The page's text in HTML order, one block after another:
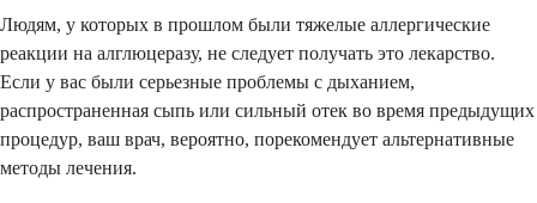
Людям, у которых в прошлом были тяжелые аллергические
реакции на алглюцеразу, не следует получать это лекарство.
Если у вас были серьезные проблемы с дыханием,
распространенная сыпь или сильный отек во время предыдущих
процедур, ваш врач, вероятно, порекомендует альтернативные
методы лечения.